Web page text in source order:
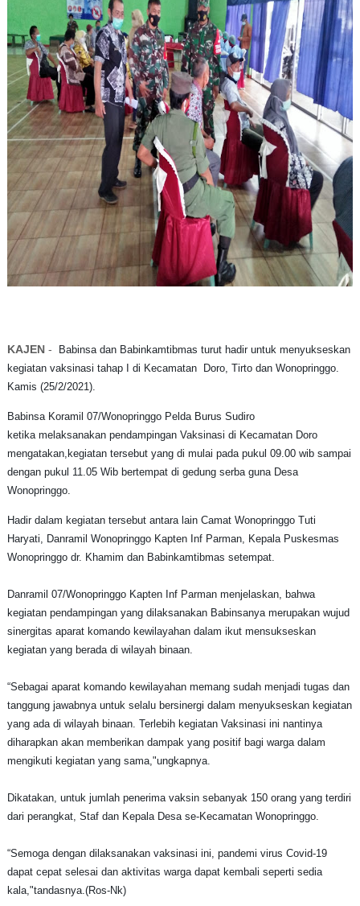
KAJEN-
Babinsa dan Babinkamtibmas turut hadir untuk menyukseskan
kegiatan vaksinasi tahap I di Kecamatan
Doro, Tirto dan Wonopringgo.
Kamis (25/2/2021).
Babinsa Koramil 07/Wonopringgo Pelda Burus Sudiro
ketika melaksanakan pendampingan Vaksinasi di Kecamatan Doro
mengatakan,kegiatan tersebut yang di mulai pada pukul 09.00 wib sampai
dengan pukul 11.05 Wib bertempat di gedung serba guna Desa
Wonopringgo.
Hadir dalam kegiatan tersebut antara lain Camat Wonopringgo Tuti
Haryati, Danramil Wonopringgo Kapten Inf Parman, Kepala Puskesmas
Wonopringgo dr. Khamim dan Babinkamtibmas setempat.
Danramil 07/Wonopringgo Kapten Inf Parman menjelaskan, bahwa
kegiatan pendampingan yang dilaksanakan Babinsanya merupakan wujud
sinergitas aparat komando kewilayahan dalam ikut mensukseskan
kegiatan yang berada di wilayah binaan.
“Sebagai aparat komando kewilayahan memang sudah menjadi tugas dan
tanggung jawabnya untuk selalu bersinergi dalam menyukseskan kegiatan
yang ada di wilayah binaan. Terlebih kegiatan Vaksinasi ini nantinya
diharapkan akan memberikan dampak yang positif bagi warga dalam
mengikuti kegiatan yang sama,"ungkapnya.
Dikatakan, untuk jumlah penerima vaksin sebanyak 150 orang yang terdiri
dari perangkat, Staf dan Kepala Desa se-Kecamatan Wonopringgo.
“Semoga dengan dilaksanakan vaksinasi ini, pandemi virus Covid-19
dapat cepat selesai dan aktivitas warga dapat kembali seperti sedia
kala,"tandasnya.(Ros-Nk)